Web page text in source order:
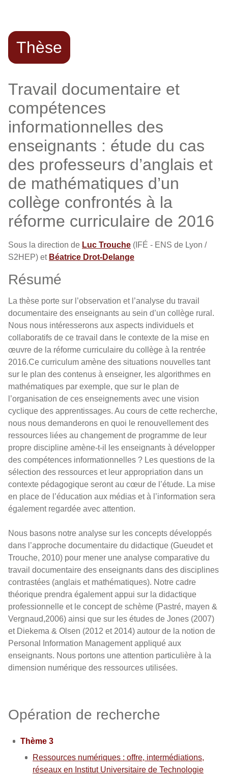
Thèse
Travail documentaire et
compétences
informationnelles des
enseignants : étude du cas
des professeurs d’anglais et
de mathématiques d’un
collège confrontés à la
réforme curriculaire de 2016
Sous la direction de Luc Trouche (IFÉ - ENS de Lyon /
S2HEP) et Béatrice Drot-Delange
Résumé
La thèse porte sur l’observation et l’analyse du travail
documentaire des enseignants au sein d’un collège rural.
Nous nous intéresserons aux aspects individuels et
collaboratifs de ce travail dans le contexte de la mise en
œuvre de la réforme curriculaire du collège à la rentrée
2016.Ce curriculum amène des situations nouvelles tant
sur le plan des contenus à enseigner, les algorithmes en
mathématiques par exemple, que sur le plan de
l’organisation de ces enseignements avec une vision
cyclique des apprentissages. Au cours de cette recherche,
nous nous demanderons en quoi le renouvellement des
ressources liées au changement de programme de leur
propre discipline amène-t-il les enseignants à développer
des compétences informationnelles ? Les questions de la
sélection des ressources et leur appropriation dans un
contexte pédagogique seront au cœur de l’étude. La mise
en place de l’éducation aux médias et à l’information sera
également regardée avec attention.
Nous basons notre analyse sur les concepts développés
dans l’approche documentaire du didactique (Gueudet et
Trouche, 2010) pour mener une analyse comparative du
travail documentaire des enseignants dans des disciplines
contrastées (anglais et mathématiques). Notre cadre
théorique prendra également appui sur la didactique
professionnelle et le concept de schème (Pastré, mayen &
Vergnaud,2006) ainsi que sur les études de Jones (2007)
et Diekema & Olsen (2012 et 2014) autour de la notion de
Personal Information Management appliqué aux
enseignants. Nous portons une attention particulière à la
dimension numérique des ressources utilisées.
Opération de recherche
Thème 3
Ressources numériques : offre, intermédiations,
réseaux en Institut Universitaire de Technologie